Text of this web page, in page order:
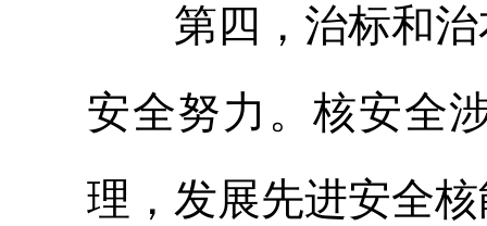
第四，治标和治
安全努力。核安全
理，发展先进安全